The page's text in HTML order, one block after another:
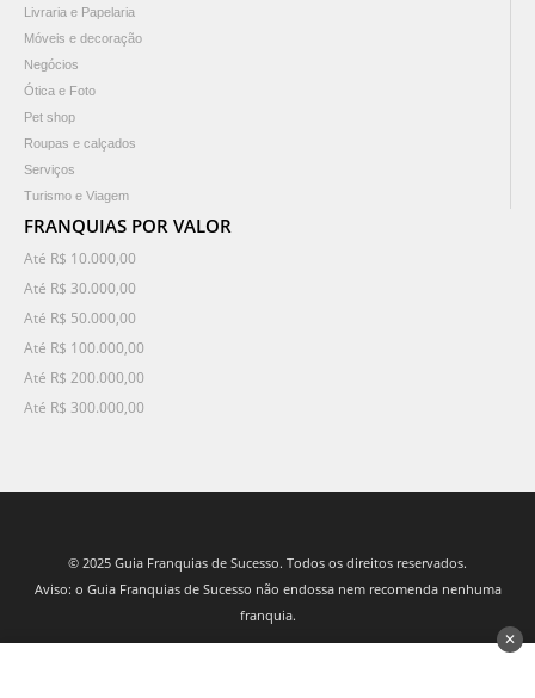
Livraria e Papelaria
Móveis e decoração
Negócios
Ótica e Foto
Pet shop
Roupas e calçados
Serviços
Turismo e Viagem
FRANQUIAS POR VALOR
Até R$ 10.000,00
Até R$ 30.000,00
Até R$ 50.000,00
Até R$ 100.000,00
Até R$ 200.000,00
Até R$ 300.000,00
© 2025 Guia Franquias de Sucesso. Todos os direitos reservados.
Aviso: o Guia Franquias de Sucesso não endossa nem recomenda nenhuma
franquia.
✕